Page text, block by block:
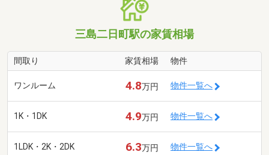
三島二日町駅の家賃相場
間取り 家賃相場 物件
ワンルーム 4.8万円 物件一覧へ
1K・1DK 4.9万円 物件一覧へ
1LDK・2K・2DK 6.3万円 物件一覧へ